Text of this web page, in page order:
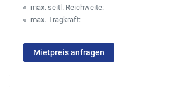
max. seitl. Reichweite:
max. Tragkraft:
Mietpreis anfragen